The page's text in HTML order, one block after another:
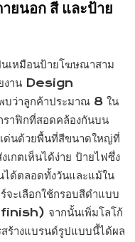
ยนอก สี และป้าย
นเหมือนป้ายโฆษณาสาม
ยงาน Design
ลูกค้าประมาณ 8 ใน
าฟิกที่สอดคล้องกันบน
ด่นด้วยพื้นที่สีขนาดใหญ่ที่
เกตเห็นได้ง่าย ป้ายไฟซึ่ง
ได้ตลอดทั้งวันและแม้ใน
จะเลือกใช้กรอบสีดำแบบ
จากนั้นเพิ่มโลโก้
ร้างแบรนด์รูปแบบนี้ได้ผล